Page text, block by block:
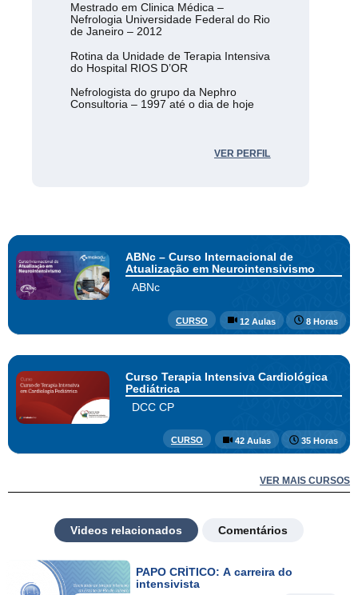
Mestrado em Clinica Médica –
Nefrologia Universidade Federal do Rio
de Janeiro – 2012
Rotina da Unidade de Terapia Intensiva
do Hospital RIOS D’OR
Nefrologista do grupo da Nephro
Consultoria – 1997 até o dia de hoje
VER PERFIL
ABNc – Curso Internacional de
Atualização em Neurointensivismo
ABNc
CURSO 12 Aulas 8 Horas
Curso Terapia Intensiva Cardiológica
Pediátrica
DCC CP
CURSO 42 Aulas 35 Horas
VER MAIS CURSOS
Videos relacionados Comentários
PAPO CRÍTICO: A carreira do
intensivista